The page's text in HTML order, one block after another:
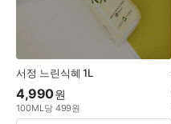
서정 느린식혜 1L
4,990원
100ML당 499원